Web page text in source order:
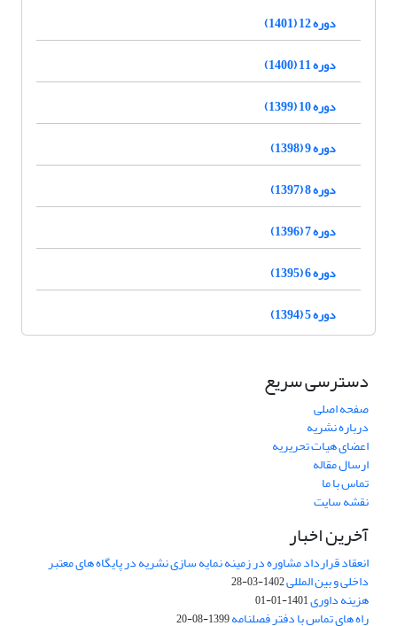
دوره 12 (1401)
دوره 11 (1400)
دوره 10 (1399)
دوره 9 (1398)
دوره 8 (1397)
دوره 7 (1396)
دوره 6 (1395)
دوره 5 (1394)
دسترسی سریع
صفحه اصلی
درباره نشریه
اعضای هیات تحریریه
ارسال مقاله
تماس با ما
نقشه سایت
آخرین اخبار
انعقاد قرارداد مشاوره در زمینه نمایه سازی نشریه در پایگاه های معتبر
داخلی و بین المللی1402-03-28
هزینه داوری1401-01-01
راه های تماس با دفتر فصلنامه1399-08-20